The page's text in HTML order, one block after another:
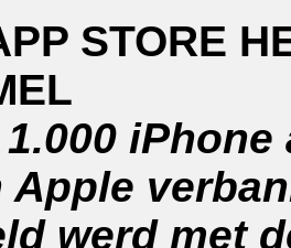
STORE
Apple
werd met